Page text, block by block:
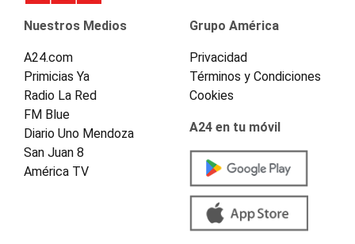
Nuestros Medios
A24.com
Primicias Ya
Radio La Red
FM Blue
Diario Uno Mendoza
San Juan 8
América TV
Grupo América
Privacidad
Términos y Condiciones
Cookies
A24 en tu móvil